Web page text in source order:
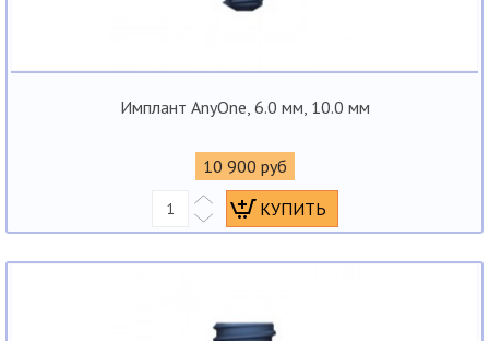
Имплант AnyOne, 6.0 мм, 10.0 мм
10 900 руб